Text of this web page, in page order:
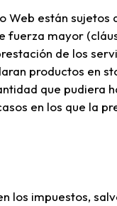
Web están sujetos
fuerza mayor
de los
productos en
que pudiera
en los que la
los impuestos,